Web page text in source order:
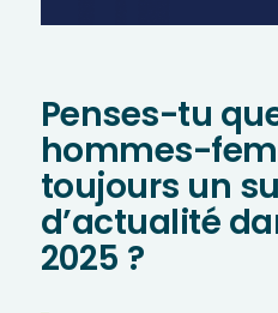
Penses-tu
hommes-
toujours un
d’actualité
2025 ?